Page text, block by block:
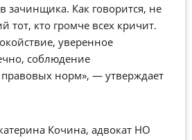
зачинщика. Как говорится, не
тот, кто громче всех кричит.
уверенное
соблюдение
норм», — утверждает
Кочина, адвокат НО